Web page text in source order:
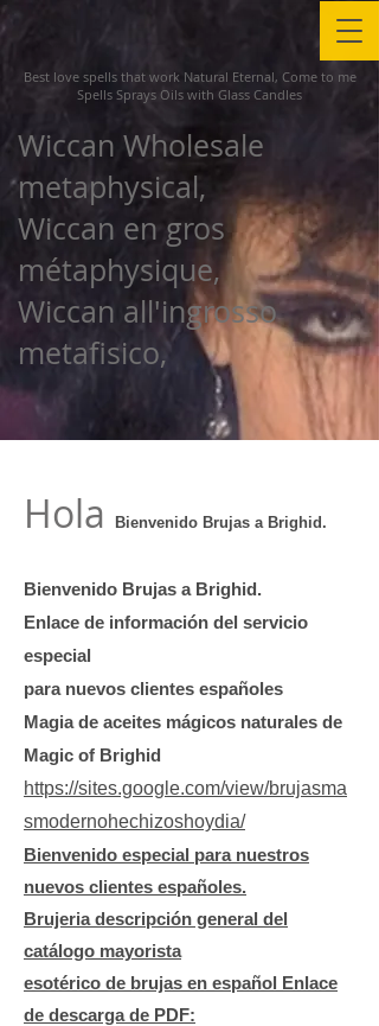
Best love spells that work Natural Eternal, Come to me
Spells Sprays Oils with Glass Candles
Wiccan Wholesale
metaphysical,
Wiccan en gros
métaphysique,
Wiccan all'ingrosso
metafisico,
Hola Bienvenido Brujas a Brighid.
Bienvenido Brujas a Brighid.
Enlace de información del servicio
especial
para nuevos clientes españoles
Magia de aceites mágicos naturales de
Magic of Brighid
https://sites.google.com/view/brujasma
smodernohechizoshoydia/
Bienvenido especial para nuestros
nuevos clientes españoles.
Brujeria descripción general del
catálogo mayorista
esotérico de brujas en español Enlace
de descarga de PDF: